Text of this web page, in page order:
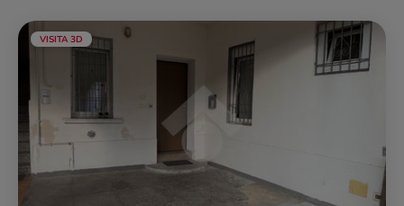
VISITA 3D